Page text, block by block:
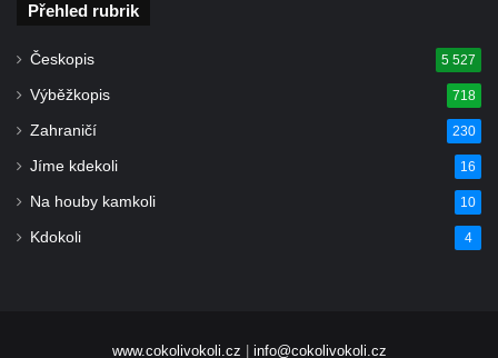
Kenotaf Gerharda Adolfa Johanna Sauera
Šenově
Kenotaf Václava Liprta na hřbitově v
Cítolibech
Kenotaf Františka Malypetra na hřbitově v
Přehled rubrik
Českopis 5 527
Výběžkopis 718
Zahraničí 230
Jíme kdekoli 16
Na houby kamkoli 10
Kdokoli 4
www.cokolivokoli.cz info@cokolivokoli.cz